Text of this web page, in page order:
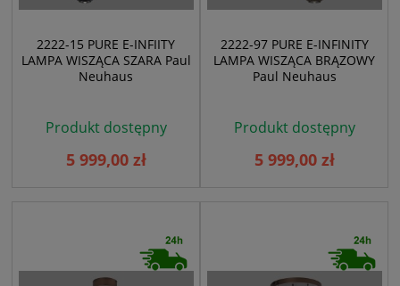
2222-15 PURE E-INFIITY
LAMPA WISZĄCA SZARA Paul
Neuhaus
Produkt dostępny
5 999,00 zł
2222-97 PURE E-INFINITY
LAMPA WISZĄCA BRĄZOWY
Paul Neuhaus
Produkt dostępny
5 999,00 zł